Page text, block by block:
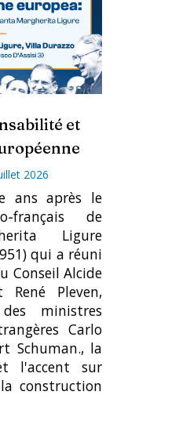
et
2026
ans après le
de
Ligure
qui a réuni
Conseil Alcide
René Pleven,
des ministres
Carlo
Schuman., la
l'accent sur
construction